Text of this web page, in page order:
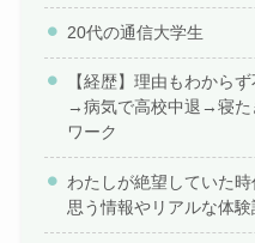
20代の通信大学生
【経歴】理由もわから
→病気で高校中退→寝
ワーク
わたしが絶望していた
思う情報やリアルな体験